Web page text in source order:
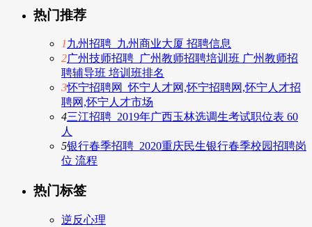
热门推荐
1九州招聘_九州商业大厦 招聘信息
2广州技师招聘_广州教师招聘培训班 广州教师招
聘辅导班 培训班排名
3怀宁招聘网_怀宁人才网,怀宁招聘网,怀宁人才招
聘网,怀宁人才市场
4三江招聘_2019年广西玉林选调生考试职位表 60
人
5银行春季招聘_2020重庆民生银行春季校园招聘岗
位 流程
热门标签
逆反心理